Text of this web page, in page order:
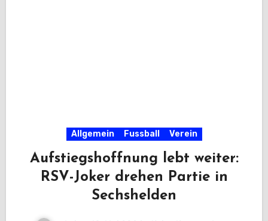
Allgemein Fussball Verein
Aufstiegshoffnung lebt weiter:
RSV-Joker drehen Partie in
Sechshelden